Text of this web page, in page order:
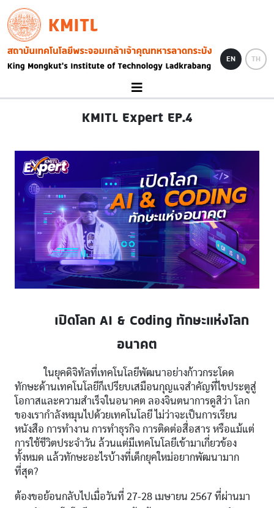
Skip to main content
KMITL
Image
EN TH
KMITL Expert EP.4
เปิดโลก AI & Coding ทักษะแห่งโลก
อนาคต
ในยุคดิจิทัลที่เทคโนโลยีพัฒนาอย่างก้าวกระโดด
ทักษะด้านเทคโนโลยีก็เปรียบเสมือนกุญแจสำคัญที่ไขประตูสู่
โอกาสและความสำเร็จในอนาคต ลองจินตนาการดูสิว่า โลก
ของเรากำลังหมุนไปด้วยเทคโนโลยี ไม่ว่าจะเป็นการเรียน
หนังสือ การทำงาน การทำธุรกิจ การติดต่อสื่อสาร หรือแม้แต่
การใช้ชีวิตประจำวัน ล้วนแต่มีเทคโนโลยีเข้ามาเกี่ยวข้อง
ทั้งหมด แล้วทักษะอะไรบ้างที่เด็กยุคใหม่อยากพัฒนามาก
ที่สุด?
ต้องขอย้อนกลับไปเมื่อวันที่ 27-28 เมษายน 2567 ที่ผ่านมา